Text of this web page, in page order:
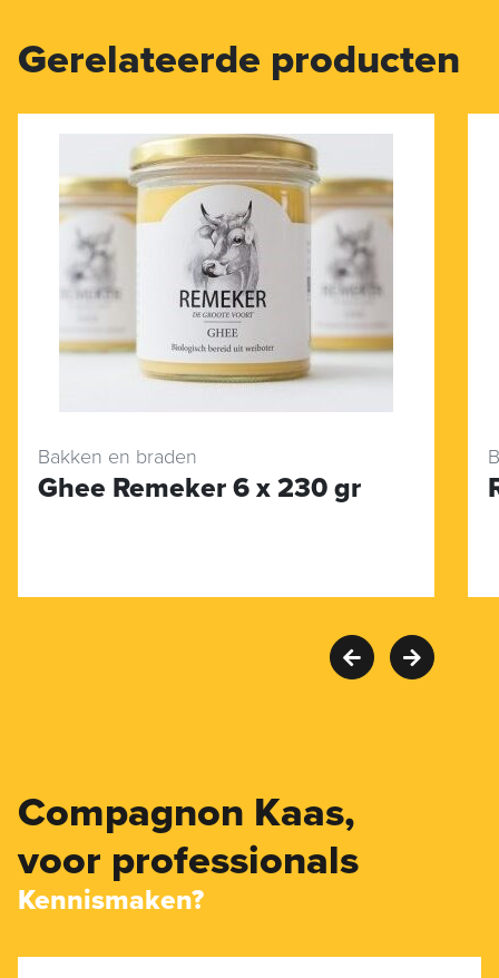
Gerelateerde producten
Bakken en braden
Ghee Remeker 6 x 230 gr
Compagnon Kaas,
voor professionals
Kennismaken?